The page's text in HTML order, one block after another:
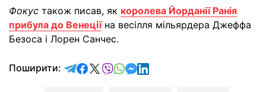
Фокус також писав, як королева Йорданії Ранія
прибула до Венеціїна весілля мільярдера Джеффа
Безоса і Лорен Санчес.
Поширити: відправити у Telegram
поділитись у Facebook
поділитись у X
відправити у Viber
відправити у Whatsapp
відправити у Messenger
відправити у LinkedIn